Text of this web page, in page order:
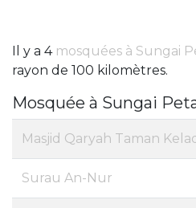
Il y a 4 mosquées à Sungai
rayon de 100 kilomètres.
Mosquée à Sungai
Masjid Qaryah Taman
Surau An-Nur